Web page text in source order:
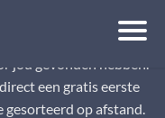
jou gevonden hebben.
een gratis eerste
gesorteerd op afstand.